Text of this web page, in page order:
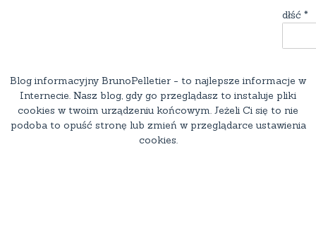
dłść *
Blog informacyjny BrunoPelletier - to najlepsze informacje w
Internecie. Nasz blog, gdy go przeglądasz to instaluje pliki
cookies w twoim urządzeniu końcowym. Jeżeli Ci się to nie
podoba to opuść stronę lub zmień w przeglądarce ustawienia
cookies.